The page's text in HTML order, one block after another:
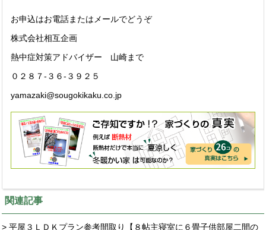
お申込はお電話またはメールでどうぞ
株式会社相互企画
熱中症対策アドバイザー 山崎まで
０２８７-３６-３９２５
yamazaki@sougokikaku.co.jp
関連記事
> 平屋３ＬＤＫプラン参考間取り【８帖主寝室に６畳子供部屋二間の